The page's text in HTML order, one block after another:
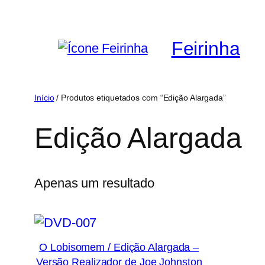
Feirinha
Início/ Produtos etiquetados com “Edição Alargada”
Edição Alargada
Apenas um resultado
O Lobisomem / Edição Alargada –
Versão Realizador de Joe Johnston